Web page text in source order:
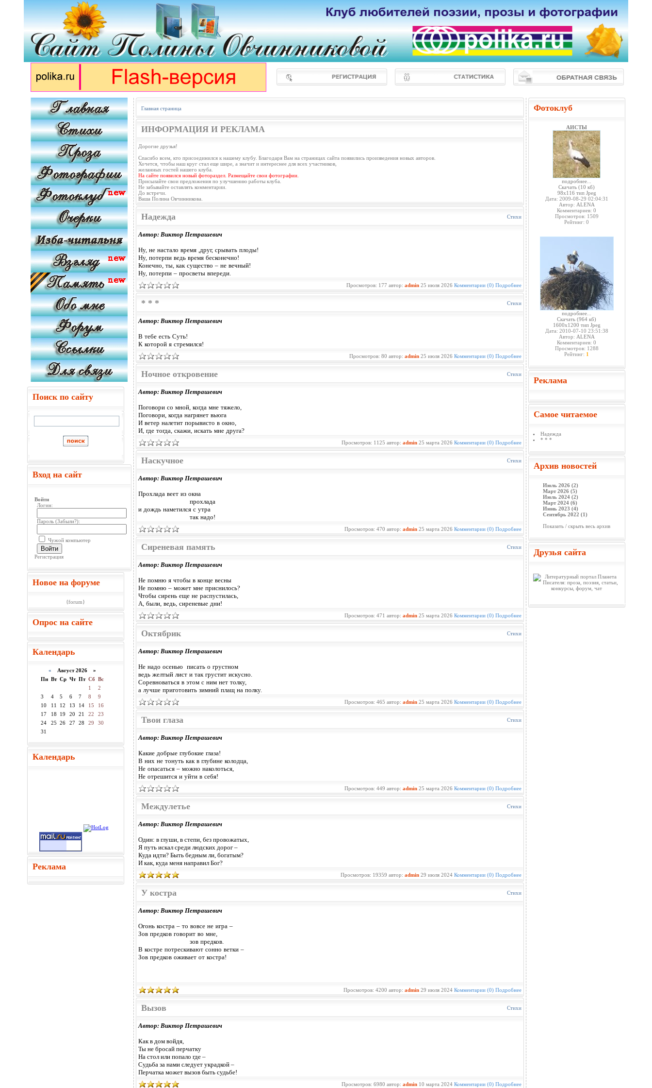
Поиск по сайту
Вход на сайт
Войти
Логин:
Пароль (Забыли?):
Чужой компьютер
Войти
Регистрация
Новое на форуме
{forum}
Опрос на сайте
Календарь
« Август 2026 »
Пн Вт Ср Чт Пт Сб Вс
1
2
3
4 5 6 7 8
9
10
11 12 13 14 15
16
17
18 19 20 21 22
23
24
25 26 27 28 29
30
31
Календарь
Реклама
Главная страница
ИНФОРМАЦИЯ И РЕКЛАМА
Дорогие друзья!
Спасибо всем, кто присоединился к нашему клубу. Благодаря Вам на страницах сайта появились произведения новых авторов.
Хочется, чтобы наш круг стал еще шире, а значит и интереснее для всех участников,
желанных гостей нашего клуба.
На сайте появился новый фотораздел. Размещайте свои фотографии.
Присылайте свои предложения по улучшению работы клуба.
Не забывайте оставлять комментарии.
До встречи.
Ваша Полина Овчинникова.
Надежда Стихи
Автор: Виктор Петрашевич
Ну, не настало время ,друг, срывать плоды!
Ну, потерпи ведь время бесконечно!
Конечно, ты, как существо – не вечный!
Ну, потерпи – просветы впереди.
Просмотров: 177 автор: admin25 июля 2026 Комментарии (0) Подробнее
* * * Стихи
Автор: Виктор Петрашевич
В тебе есть Суть!
К которой я стремился!
Просмотров: 80 автор: admin25 июля 2026 Комментарии (0) Подробнее
Ночное откровение Стихи
Автор: Виктор Петрашевич
Поговори со мной, когда мне тяжело,
Поговори, когда нагрянет вьюга
И ветер налетит порывисто в окно,
И, где тогда, скажи, искать мне друга?
Просмотров: 1125 автор: admin25 марта 2026 Комментарии (0) Подробнее
Наскучное Стихи
Автор: Виктор Петрашевич
Прохлада веет из окна
прохлада
и дождь наметился с утра
так надо!
Просмотров: 470 автор: admin25 марта 2026 Комментарии (0) Подробнее
Сиреневая память Стихи
Автор: Виктор Петрашевич
Не помню я чтобы в конце весны
Не помню – может мне приснилось?
Чтобы сирень еще не распустилась,
А, были, ведь, сиреневые дни!
Просмотров: 471 автор: admin25 марта 2026 Комментарии (0) Подробнее
Октябрик Стихи
Автор: Виктор Петрашевич
Не надо осенью писать о грустном
ведь желтый лист и так грустит искусно.
Соревноваться в этом с ним нет толку,
а лучше приготовить зимний плащ на полку.
Просмотров: 465 автор: admin25 марта 2026 Комментарии (0) Подробнее
Твои глаза Стихи
Автор: Виктор Петрашевич
Какие добрые глубокие глаза!
В них не тонуть как в глубине колодца,
Не опасаться – можно наколоться,
Не отрешится и уйти в себя!
Просмотров: 449 автор: admin25 марта 2026 Комментарии (0) Подробнее
Междулетье Стихи
Автор: Виктор Петрашевич
Один: в глуши, в степи, без провожатых,
Я путь искал среди людских дорог –
Куда идти? Быть бедным ли, богатым?
И как, куда меня направил Бог?
Просмотров: 19359 автор: admin29 июля 2024 Комментарии (0) Подробнее
У костра Стихи
Автор: Виктор Петрашевич
Огонь костра – то вовсе не игра –
Зов предков говорит во мне,
зов предков.
В костре потрескивают сонно ветки –
Зов предков оживает от костра!
Просмотров: 4200 автор: admin29 июля 2024 Комментарии (0) Подробнее
Вызов Стихи
Автор: Виктор Петрашевич
Как в дом войдя,
Ты не бросай перчатку
На стол или попало где –
Судьба за нами следует украдкой –
Перчатка может вызов быть судьбе!
Просмотров: 6980 автор: admin10 марта 2024 Комментарии (0) Подробнее
Фотоклуб
АИСТЫ
подробнее...
Скачать (10 кб)
98x116 тип Jpeg
Дата: 2009-08-29 02:04:31
Автор: ALENA
Комментариев: 0
Просмотров: 1509
Рейтинг: 0
подробнее...
Скачать (964 кб)
1600x1200 тип Jpeg
Дата: 2010-07-10 23:51:38
Автор: ALENA
Комментариев: 0
Просмотров: 1288
Рейтинг: 1
Реклама
Самое читаемое
Надежда
* * *
Архив новостей
Июль 2026 (2)
Март 2026 (5)
Июль 2024 (2)
Март 2024 (6)
Июнь 2023 (4)
Сентябрь 2022 (1)
Показать / скрыть весь архив
Друзья сайта